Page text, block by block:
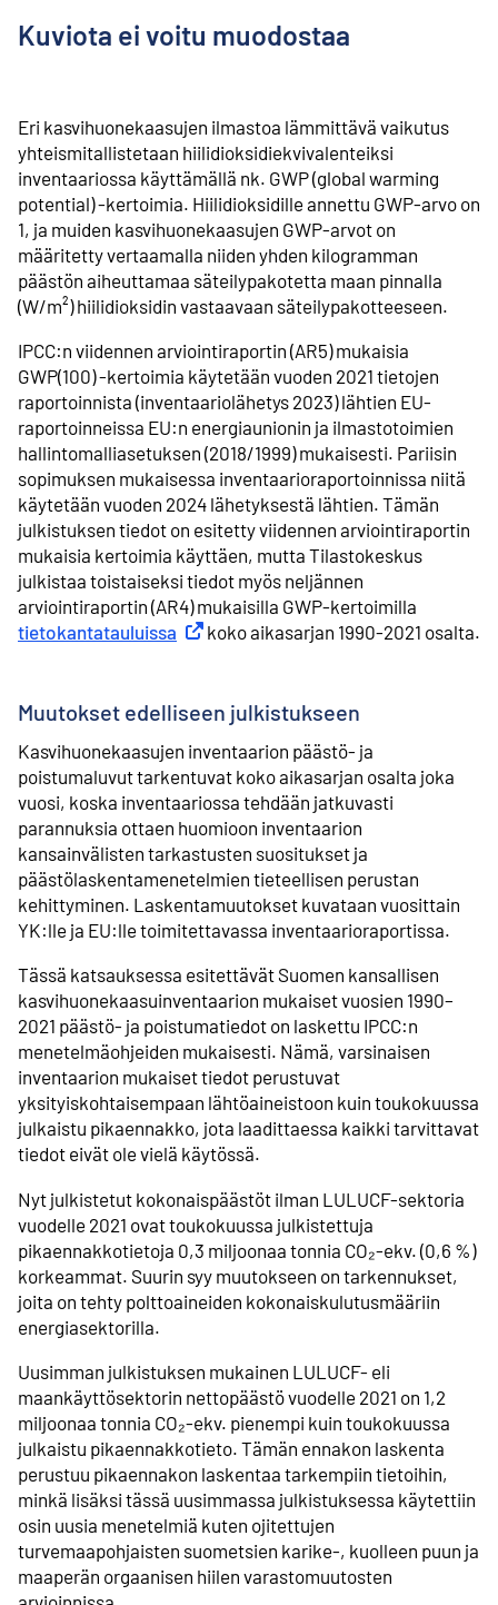
Kuviota ei voitu muodostaa
Eri kasvihuonekaasujen ilmastoa lämmittävä vaikutus
yhteismitallistetaan hiilidioksidiekvivalenteiksi
inventaariossa käyttämällä nk. GWP (global warming
potential) -kertoimia. Hiilidioksidille annettu GWP-arvo on
1, ja muiden kasvihuonekaasujen GWP-arvot on
määritetty vertaamalla niiden yhden kilogramman
päästön aiheuttamaa säteilypakotetta maan pinnalla
(W/m²) hiilidioksidin vastaavaan säteilypakotteeseen.
IPCC:n viidennen arviointiraportin (AR5) mukaisia
GWP(100) -kertoimia käytetään vuoden 2021 tietojen
raportoinnista (inventaariolähetys 2023) lähtien EU-
raportoinneissa EU:n energiaunionin ja ilmastotoimien
hallintomalliasetuksen (2018/1999) mukaisesti. Pariisin
sopimuksen mukaisessa inventaarioraportoinnissa niitä
käytetään vuoden 2024 lähetyksestä lähtien. Tämän
julkistuksen tiedot on esitetty viidennen arviointiraportin
mukaisia kertoimia käyttäen, mutta Tilastokeskus
julkistaa toistaiseksi tiedot myös neljännen
arviointiraportin (AR4) mukaisilla GWP-kertoimilla
tietokantatauluissa Ulkoinen linkki
koko aikasarjan 1990-2021 osalta.
Muutokset edelliseen julkistukseen
Kasvihuonekaasujen inventaarion päästö- ja
poistumaluvut tarkentuvat koko aikasarjan osalta joka
vuosi, koska inventaariossa tehdään jatkuvasti
parannuksia ottaen huomioon inventaarion
kansainvälisten tarkastusten suositukset ja
päästölaskentamenetelmien tieteellisen perustan
kehittyminen. Laskentamuutokset kuvataan vuosittain
YK:lle ja EU:lle toimitettavassa inventaarioraportissa.
Tässä katsauksessa esitettävät Suomen kansallisen
kasvihuonekaasuinventaarion mukaiset vuosien 1990–
2021 päästö- ja poistumatiedot on laskettu IPCC:n
menetelmäohjeiden mukaisesti. Nämä, varsinaisen
inventaarion mukaiset tiedot perustuvat
yksityiskohtaisempaan lähtöaineistoon kuin toukokuussa
julkaistu pikaennakko, jota laadittaessa kaikki tarvittavat
tiedot eivät ole vielä käytössä.
Nyt julkistetut kokonaispäästöt ilman LULUCF-sektoria
vuodelle 2021 ovat toukokuussa julkistettuja
pikaennakkotietoja 0,3 miljoonaa tonnia CO₂-ekv. (0,6 %)
korkeammat. Suurin syy muutokseen on tarkennukset,
joita on tehty polttoaineiden kokonaiskulutusmääriin
energiasektorilla.
Uusimman julkistuksen mukainen LULUCF- eli
maankäyttösektorin nettopäästö vuodelle 2021 on 1,2
miljoonaa tonnia CO₂-ekv. pienempi kuin toukokuussa
julkaistu pikaennakkotieto. Tämän ennakon laskenta
perustuu pikaennakon laskentaa tarkempiin tietoihin,
minkä lisäksi tässä uusimmassa julkistuksessa käytettiin
osin uusia menetelmiä kuten ojitettujen
turvemaapohjaisten suometsien karike-, kuolleen puun ja
maaperän orgaanisen hiilen varastomuutosten